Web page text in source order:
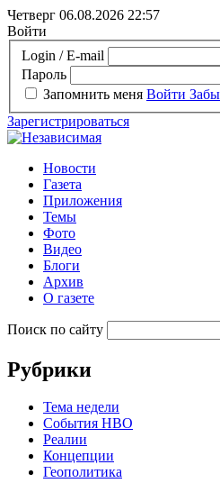
Четверг 06.08.2026 22:57
Войти
Login / E-mail
Пароль
Запомнить меня Войти
Зарегистрироваться
Новости
Газета
Приложения
Темы
Фото
Видео
Блоги
Архив
О газете
Поиск по сайту
Рубрики
Тема недели
События НВО
Реалии
Концепции
Геополитика